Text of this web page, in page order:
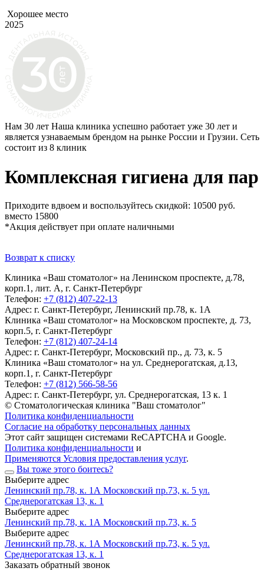
Хорошее место
2025
Нам 30 лет Наша клиника успешно работает уже 30 лет и
является узнаваемым брендом на рынке России и Грузии. Сеть
состоит из 8 клиник
Комплексная гигиена для пар
Приходите вдвоем и воспользуйтесь скидкой: 10500 руб.
вместо 15800
*Акция действует при оплате наличными
Возврат к списку
Клиника «Ваш стоматолог» на Ленинском проспекте, д.78,
корп.1, лит. А, г. Санкт-Петербург
Телефон: +7 (812) 407-22-13
Адрес: г. Санкт-Петербург, Ленинский пр.78, к. 1А
Клиника «Ваш стоматолог» на Московском проспекте, д. 73,
корп.5, г. Санкт-Петербург
Телефон: +7 (812) 407-24-14
Адрес: г. Санкт-Петербург, Московский пр., д. 73, к. 5
Клиника «Ваш стоматолог» на ул. Среднерогатская, д.13,
корп.1, г. Санкт-Петербург
Телефон: +7 (812) 566-58-56
Адрес: г. Санкт-Петербург, ул. Среднерогатская, 13 к. 1
© Стоматологическая клиника "Ваш стоматолог"
Политика конфиденциальности
Согласие на обработку персональных данных
Этот сайт защищен системами ReCAPTCHA и Google.
Политика конфиденциальности и
Применяются Условия предоставления услуг.
Вы тоже этого боитесь?
Выберите адрес
Ленинский пр.78, к. 1А Московский пр.73, к. 5 ул.
Среднерогатская 13, к. 1
Выберите адрес
Ленинский пр.78, к. 1А Московский пр.73, к. 5
Выберите адрес
Ленинский пр.78, к. 1А Московский пр.73, к. 5 ул.
Среднерогатская 13, к. 1
Заказать обратный звонок